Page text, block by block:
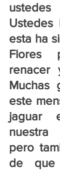
Ustedes
esta ha
Flores
renacer
Muchas
este
jaguar
pero
de que